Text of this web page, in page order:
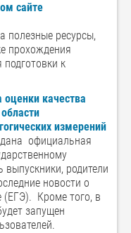
сайте
полезные ресурсы,
прохождения
к
качества
измерений
официальная
выпускники, родители
новости о
(ЕГЭ). Кроме того, в
запущен